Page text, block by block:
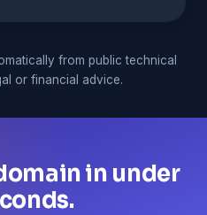
from public technical
or financial advice.
in under